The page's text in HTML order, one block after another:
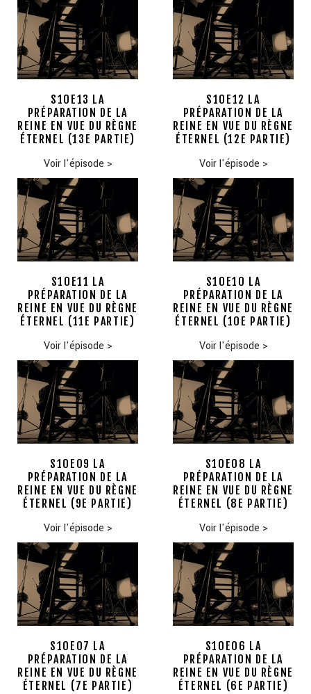
S10E13 LA
PRÉPARATION DE LA
REINE EN VUE DU RÈGNE
ÉTERNEL (13E PARTIE)
Voir l'épisode >
S10E12 LA
PRÉPARATION DE LA
REINE EN VUE DU RÈGNE
ÉTERNEL (12E PARTIE)
Voir l'épisode >
S10E11 LA
PRÉPARATION DE LA
REINE EN VUE DU RÈGNE
ÉTERNEL (11E PARTIE)
Voir l'épisode >
S10E10 LA
PRÉPARATION DE LA
REINE EN VUE DU RÈGNE
ÉTERNEL (10E PARTIE)
Voir l'épisode >
S10E09 LA
PRÉPARATION DE LA
REINE EN VUE DU RÈGNE
ÉTERNEL (9E PARTIE)
Voir l'épisode >
S10E08 LA
PRÉPARATION DE LA
REINE EN VUE DU RÈGNE
ÉTERNEL (8E PARTIE)
Voir l'épisode >
S10E07 LA
PRÉPARATION DE LA
REINE EN VUE DU RÈGNE
ÉTERNEL (7E PARTIE)
S10E06 LA
PRÉPARATION DE LA
REINE EN VUE DU RÈGNE
ÉTERNEL (6E PARTIE)